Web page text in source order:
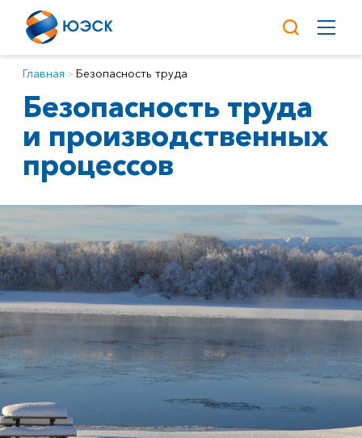
Главная Безопасность труда
Безопасность труда
и производственных
процессов